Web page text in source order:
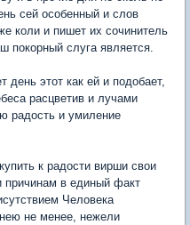
сей особенный и слов
коли и пишет их сочинитель
слуга является.
день этот как ей и подобает,
расцветив и лучами
радость и умиление
к радости вирши свои
в единый факт
Человека
не менее, нежели